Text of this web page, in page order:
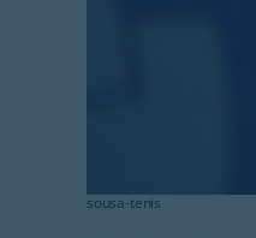
sousa-tenis